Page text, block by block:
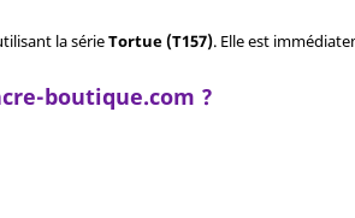
la sérieTortue (T157). Elle est
boutique.com ?